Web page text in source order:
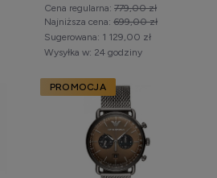
Cena regularna: 779,00 zł
Najniższa cena: 699,00 zł
Wysyłka w: 24 godziny
Sugerowana: 1 129,00 zł
PROMOCJA